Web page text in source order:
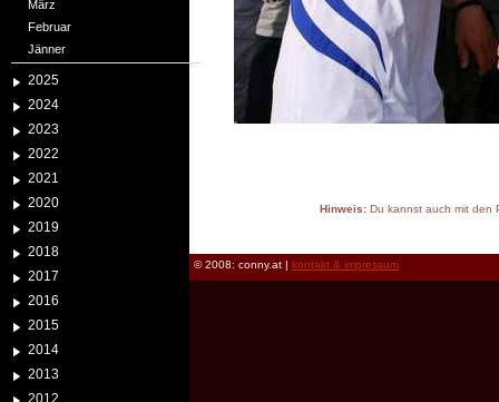
März
Februar
Jänner
2025
2024
2023
2022
2021
2020
2019
2018
2017
2016
2015
2014
2013
2012
Hinweis:Du kannst auch mit den
© 2008: conny.at | kontakt & impressum